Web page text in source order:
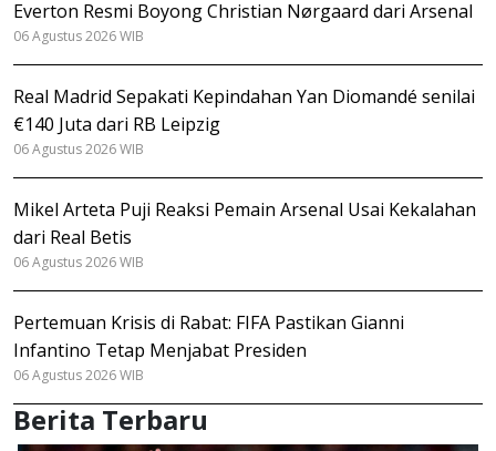
Everton Resmi Boyong Christian Nørgaard dari Arsenal
06 Agustus 2026 WIB
Real Madrid Sepakati Kepindahan Yan Diomandé senilai
€140 Juta dari RB Leipzig
06 Agustus 2026 WIB
Mikel Arteta Puji Reaksi Pemain Arsenal Usai Kekalahan
dari Real Betis
06 Agustus 2026 WIB
Pertemuan Krisis di Rabat: FIFA Pastikan Gianni
Infantino Tetap Menjabat Presiden
06 Agustus 2026 WIB
Berita Terbaru